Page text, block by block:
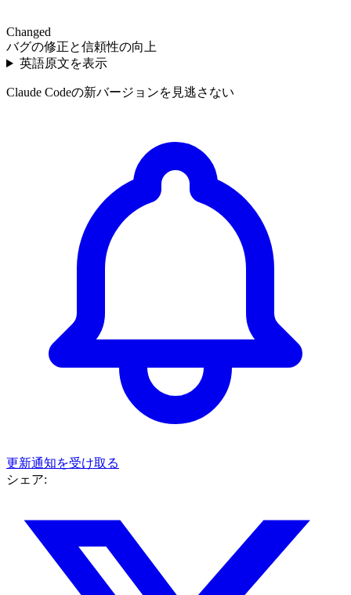
Changed
バグの修正と信頼性の向上
英語原文を表示
Claude Codeの新バージョンを見逃さない
更新通知を受け取る
シェア: